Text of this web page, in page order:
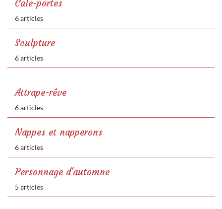
Cale-portes
6 articles
Sculpture
6 articles
Attrape-rêve
6 articles
Nappes et napperons
6 articles
Personnage d'automne
5 articles